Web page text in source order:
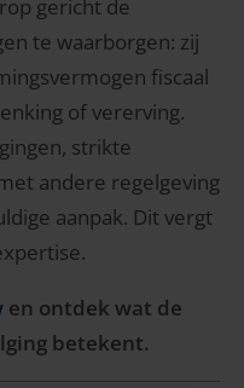
gericht de
te waarborgen: zij
fiscaal
of vererving.
strikte
andere regelgeving
aanpak. Dit vergt
en ontdek wat de
betekent.